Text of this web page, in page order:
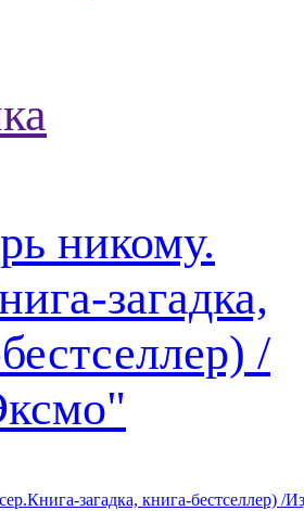
загадка, книга-бестселлер) /